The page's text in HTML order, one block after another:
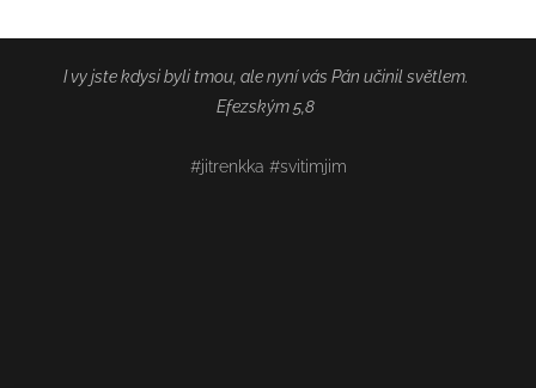
I vy jste kdysi byli tmou, ale nyní vás Pán učinil světlem.
Efezským 5,8
#jitrenkka #svitimjim